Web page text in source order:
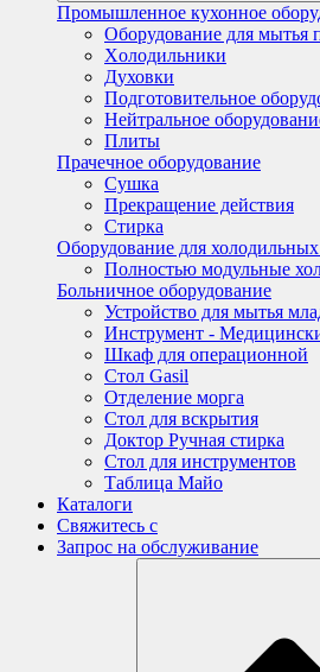
Промышленное кухонное
Оборудование для мытья
Xолодильники
Духовки
Подготовительное
Нейтральное
Плиты
Прачечное оборудование
Сушка
Прекращение действия
Стирка
Оборудование для
Полностью модульные
Больничное оборудование
Устройство для мытья
Инструмент -
Шкаф для операционной
Стол Gasil
Отделение морга
Стол для вскрытия
Доктор Ручная стирка
Стол для инструментов
Таблица Майо
Каталоги
Свяжитесь с
Запрос на обслуживание